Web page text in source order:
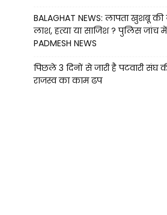
BALAGHAT NEWS: लापता खुशबू
लाश, हत्या या साजिश ? पुलिस जांच
PADMESH NEWS
पिछले 3 दिनों से जारी है पटवारी संघ
राजस्व का काम ढप